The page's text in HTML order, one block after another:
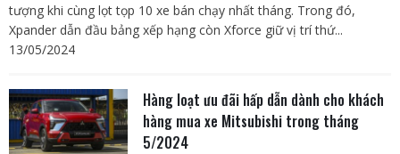
tượng khi cùng lọt tọp 10 xe bán chạy nhất tháng. Trong đó,
Xpander dẫn đầu bảng xếp hạng còn Xforce giữ vị trí thứ...
13/05/2024
Hàng loạt ưu đãi hấp dẫn dành cho khách
hàng mua xe Mitsubishi trong tháng
5/2024